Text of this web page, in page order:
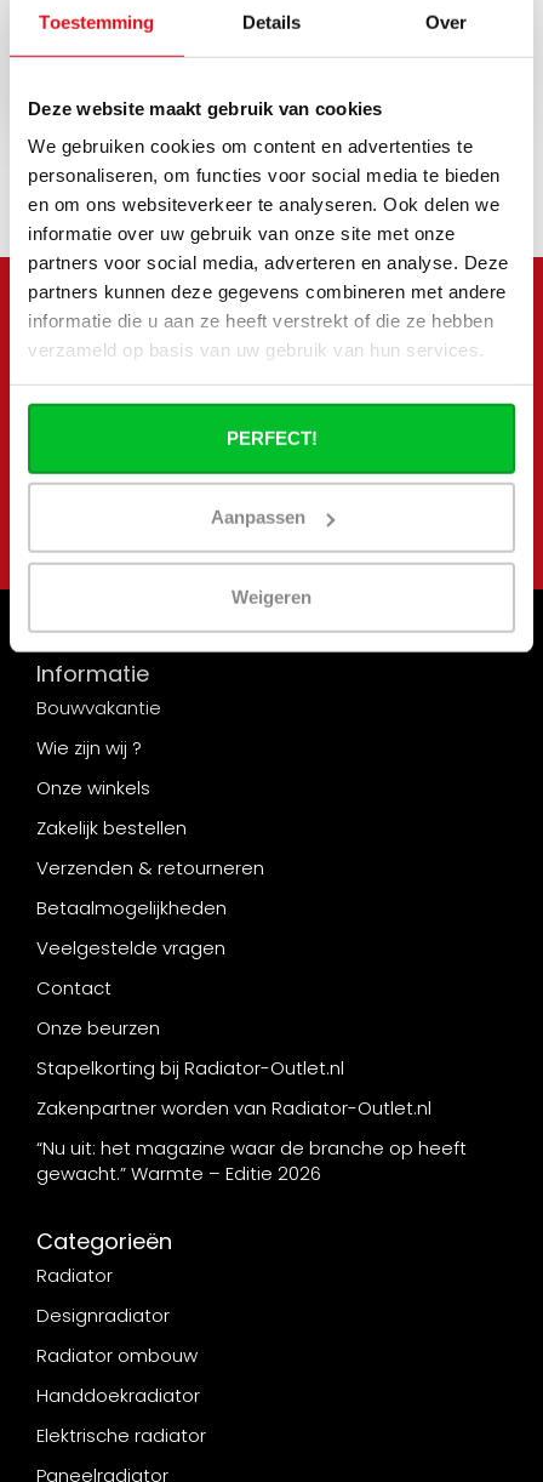
Toestemming Details Over
Deze website maakt gebruik van cookies
We gebruiken cookies om content en advertenties te
personaliseren, om functies voor social media te bieden
en om ons websiteverkeer te analyseren. Ook delen we
informatie over uw gebruik van onze site met onze
partners voor social media, adverteren en analyse. Deze
partners kunnen deze gegevens combineren met andere
informatie die u aan ze heeft verstrekt of die ze hebben
verzameld op basis van uw gebruik van hun services.
PERFECT!
Aanpassen
Weigeren
Meld je aan voor onze
nieuwsbrief
aanbiedingen
Informatie
Bouwvakantie
Wie zijn wij ?
Onze winkels
Zakelijk bestellen
Verzenden & retourneren
Betaalmogelijkheden
Veelgestelde vragen
Contact
Onze beurzen
Stapelkorting bij Radiator-Outlet.nl
Zakenpartner worden van Radiator-Outlet.nl
“Nu uit: het magazine waar de branche op heeft
gewacht.” Warmte – Editie 2026
Categorieën
Radiator
Designradiator
Radiator ombouw
Handdoekradiator
Elektrische radiator
Paneelradiator